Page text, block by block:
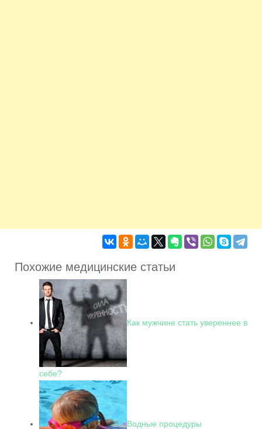
Похожие медицинские статьи
Как мужчине стать увереннее в
себе?
Водные процедуры